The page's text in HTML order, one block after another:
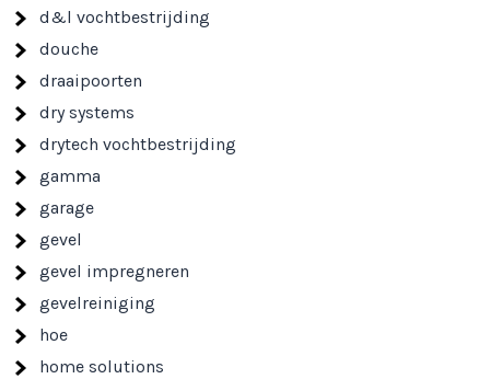
d&l vochtbestrijding
douche
draaipoorten
dry systems
drytech vochtbestrijding
gamma
garage
gevel
gevel impregneren
gevelreiniging
hoe
home solutions